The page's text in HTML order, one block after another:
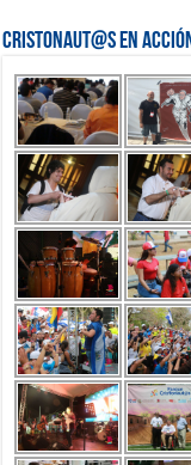
Cristonaut@s en